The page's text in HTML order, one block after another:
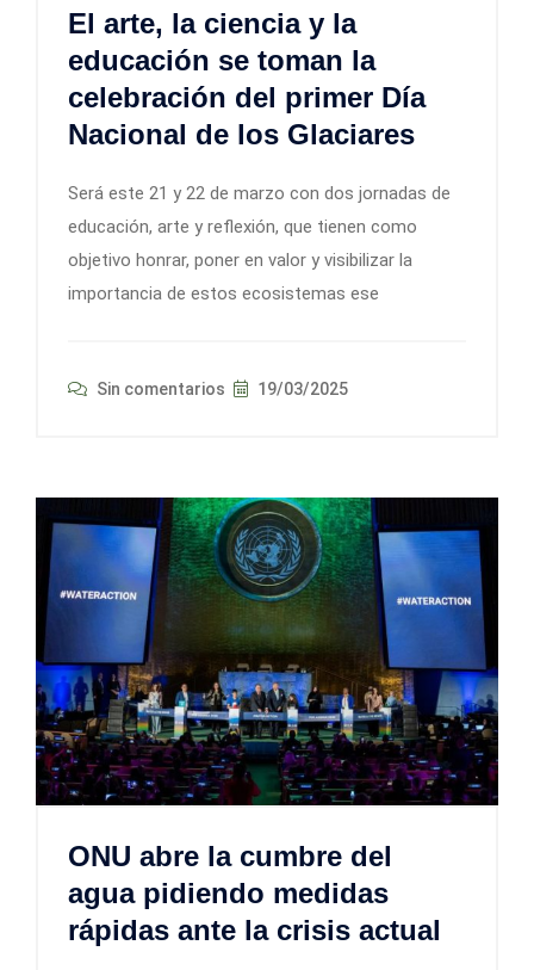
El arte, la ciencia y la
educación se toman la
celebración del primer Día
Nacional de los Glaciares
Será este 21 y 22 de marzo con dos jornadas de
educación, arte y reflexión, que tienen como
objetivo honrar, poner en valor y visibilizar la
importancia de estos ecosistemas ese
Sin comentarios 19/03/2025
ONU abre la cumbre del
agua pidiendo medidas
rápidas ante la crisis actual